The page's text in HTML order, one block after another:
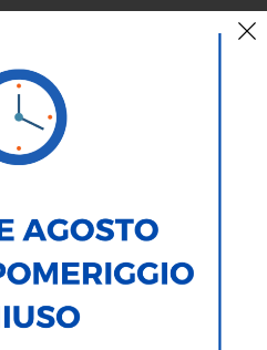
AUTO
MOTO
MARCA
ALIMENTAZIONE